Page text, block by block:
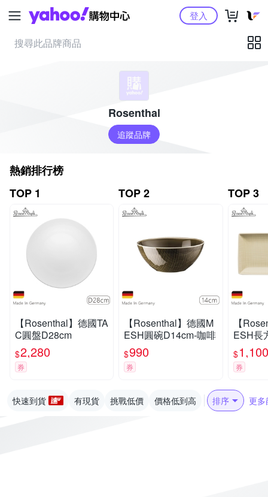
Yahoo購物中心登入
Rosenthal
追蹤品牌
熱銷排行榜
TOP 1
【Rosenthal】德國TA
C圓盤D28cm
$2,280
券
TOP 2
【Rosenthal】德國M
ESH圓碗D14cm-咖啡
$990
券
TOP 3
【
ESH長
奶油白
$1,100
券
快速到貨 有現貨 挑戰低價 價格低到高 排序 更多